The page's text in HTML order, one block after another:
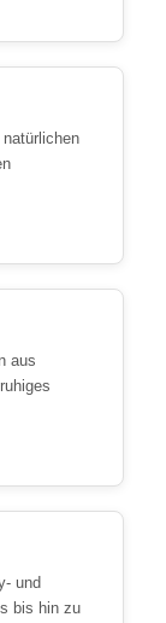
aus
und
bis hin zu